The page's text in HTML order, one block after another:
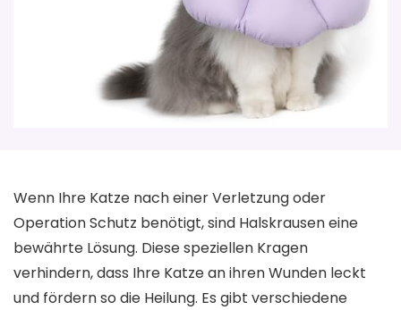
Wenn Ihre Katze nach einer Verletzung oder
Operation Schutz benötigt, sind Halskrausen eine
bewährte Lösung. Diese speziellen Kragen
verhindern, dass Ihre Katze an ihren Wunden leckt
und fördern so die Heilung. Es gibt verschiedene